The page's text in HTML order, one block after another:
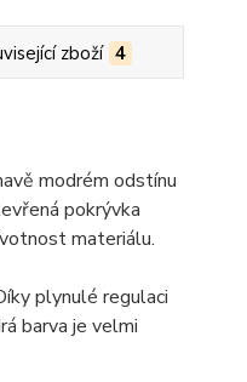
zboží 4
modrém odstínu
pokrývka
materiálu.
plynulé regulaci
barva je velmi